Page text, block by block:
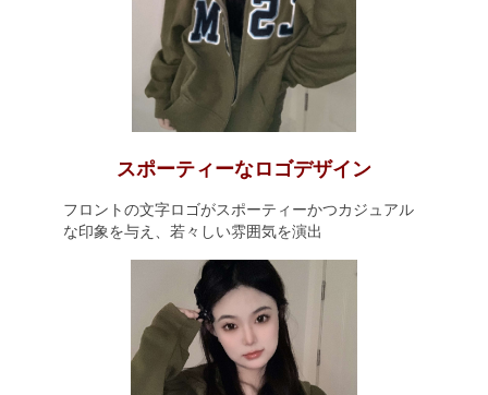
スポーティーなロゴデザイン
フロントの文字ロゴがスポーティーかつカジュアル
な印象を与え、若々しい雰囲気を演出